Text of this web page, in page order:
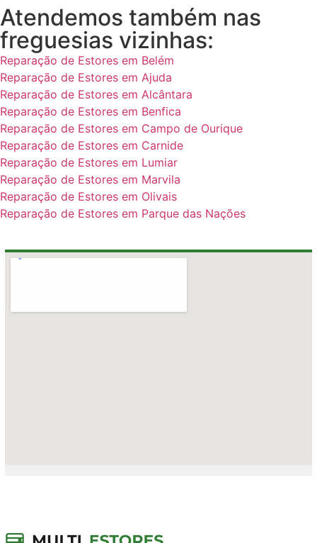
Atendemos também nas
freguesias vizinhas:
Reparação de Estores em Belém
Reparação de Estores em Ajuda
Reparação de Estores em Alcântara
Reparação de Estores em Benfica
Reparação de Estores em Campo de Ourique
Reparação de Estores em Carnide
Reparação de Estores em Lumiar
Reparação de Estores em Marvila
Reparação de Estores em Olivais
Reparação de Estores em Parque das Nações